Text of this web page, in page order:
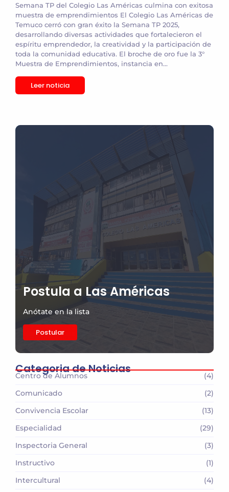
Semana TP del Colegio Las Américas culmina con exitosa
muestra de emprendimientos El Colegio Las Américas de
Temuco cerró con gran éxito la Semana TP 2025,
desarrollando diversas actividades que fortalecieron el
espíritu emprendedor, la creatividad y la participación de
toda la comunidad educativa. El broche de oro fue la 3°
Muestra de Emprendimientos, instancia en...
Leer noticia
Postula a Las Américas
Anótate en la lista
Postular
Categoria de Noticias
Centro de Alumnos
(4)
Comunicado
(2)
Convivencia Escolar
(13)
Especialidad
(29)
Inspectoria General
(3)
Instructivo
(1)
Intercultural
(4)